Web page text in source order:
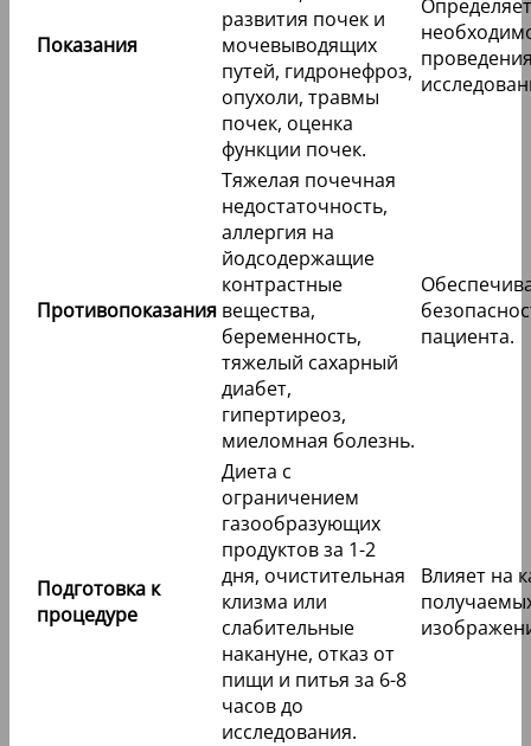
Показания
развития почек и
мочевыводящих
путей, гидронефроз,
опухоли, травмы
почек, оценка
функции почек.
Определяет
Противопоказания
Тяжелая почечная
недостаточность,
аллергия на
йодсодержащие
контрастные
вещества,
беременность,
тяжелый сахарный
диабет,
гипертиреоз,
миеломная болезнь.
пациента.
Подготовка к
процедуре
Диета с
ограничением
газообразующих
продуктов за 1-2
дня, очистительная
клизма или
слабительные
накануне, отказ от
пищи и питья за 6-8
часов до
исследования.
Влияет на